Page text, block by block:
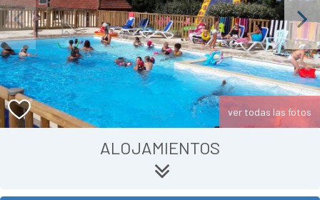
Next
ver todas las fotos
ALOJAMIENTOS